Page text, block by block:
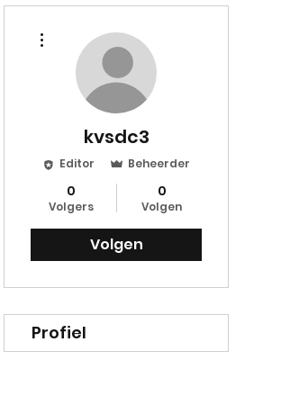
kvsdc3
Editor Beheerder
0
Volgers
0
Volgen
Volgen
Profiel